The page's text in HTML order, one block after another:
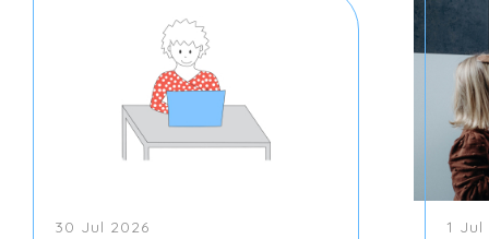
30 Jul 2026 1 Jul